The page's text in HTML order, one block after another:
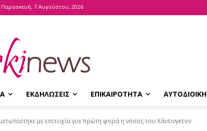
Παρασκευή, 7 Αυγούστου, 2026
ΕΚΔΗΛΩΣΕΙΣ ΕΠΙΚΑΙΡΟΤΗΤΑ
με επιτυχία για πρώτη φορά η νόσος του Χάντινγκτον